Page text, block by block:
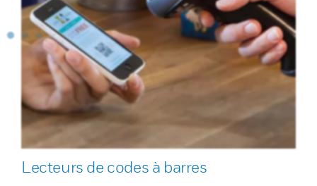
Lecteurs de codes à barres